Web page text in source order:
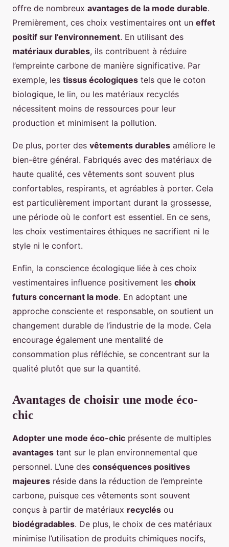
offre de nombreux avantages de la mode durable.
Premièrement, ces choix vestimentaires ont un effet
positif sur l’environnement. En utilisant des
matériaux durables, ils contribuent à réduire
l’empreinte carbone de manière significative. Par
exemple, les tissus écologiques tels que le coton
biologique, le lin, ou les matériaux recyclés
nécessitent moins de ressources pour leur
production et minimisent la pollution.
De plus, porter des vêtements durables améliore le
bien-être général. Fabriqués avec des matériaux de
haute qualité, ces vêtements sont souvent plus
confortables, respirants, et agréables à porter. Cela
est particulièrement important durant la grossesse,
une période où le confort est essentiel. En ce sens,
les choix vestimentaires éthiques ne sacrifient ni le
style ni le confort.
Enfin, la conscience écologique liée à ces choix
vestimentaires influence positivement les choix
futurs concernant la mode. En adoptant une
approche consciente et responsable, on soutient un
changement durable de l’industrie de la mode. Cela
encourage également une mentalité de
consommation plus réfléchie, se concentrant sur la
qualité plutôt que sur la quantité.
Avantages de choisir une mode éco-
chic
Adopter une mode éco-chic présente de multiples
avantages tant sur le plan environnemental que
personnel. L’une des conséquences positives
majeures réside dans la réduction de l’empreinte
carbone, puisque ces vêtements sont souvent
conçus à partir de matériaux recyclés ou
biodégradables. De plus, le choix de ces matériaux
minimise l’utilisation de produits chimiques nocifs,